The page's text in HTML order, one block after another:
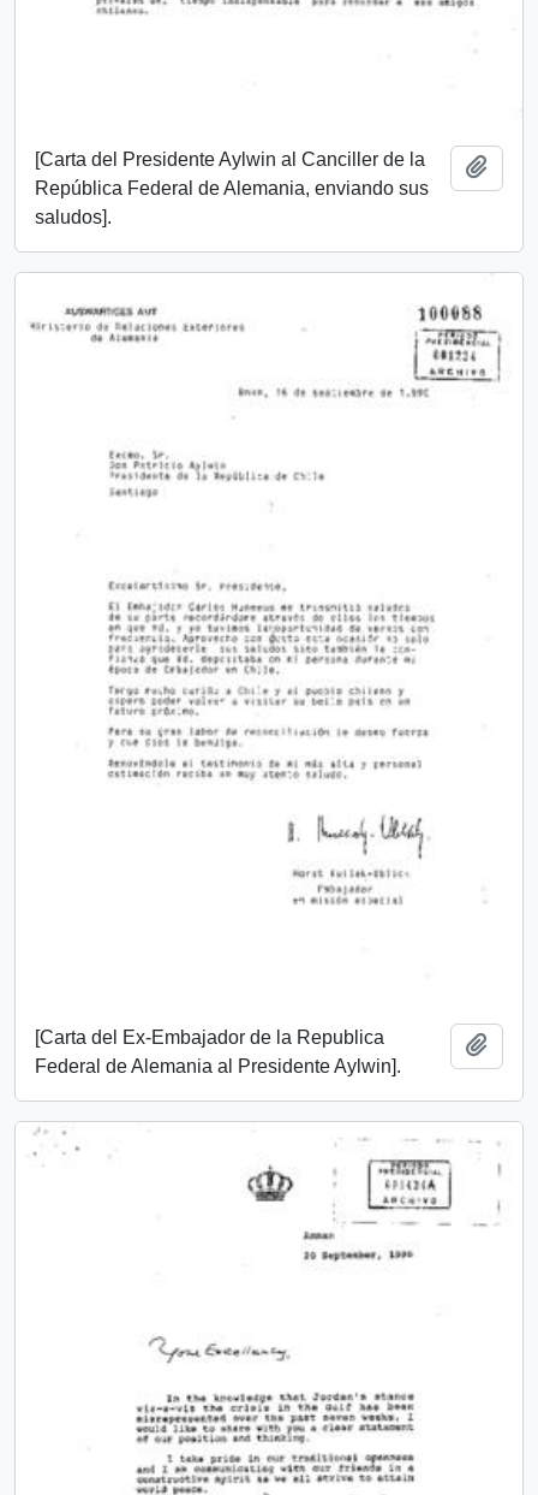
[Carta del Presidente Aylwin al Canciller de la
República Federal de Alemania, enviando sus
saludos].
[Carta del Ex-Embajador de la Republica
Federal de Alemania al Presidente Aylwin].